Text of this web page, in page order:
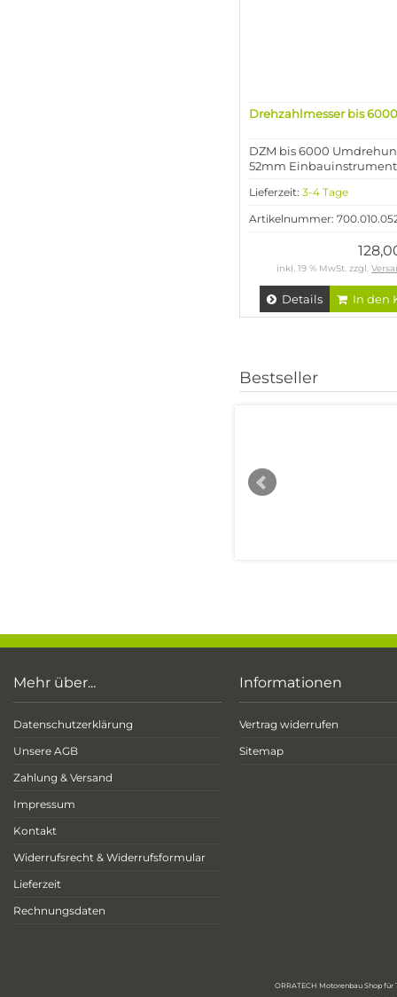
Drehzahlmesser bis
DZM bis 6000
52mm Einbauinstrument
Lieferzeit: 3-4 Tage
Artikelnummer:
inkl. 19 % MwSt. zzgl.
Details In den
Bestseller
Mehr über...
Datenschutzerklärung
Unsere AGB
Zahlung & Versand
Impressum
Kontakt
Widerrufsrecht & Widerrufsformular
Lieferzeit
Rechnungsdaten
Informationen
Vertrag widerrufen
Sitemap
ORRATECH Motorenbau Shop für